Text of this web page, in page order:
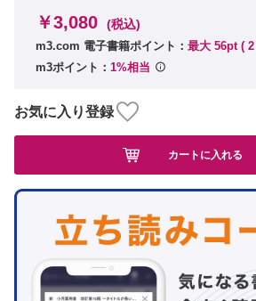
￥3,080 (税込)
m3.com 電子書籍ポイント： 最大 56pt ( 2
m3ポイント： 1%相当
お気に入り登録
カートに入れる